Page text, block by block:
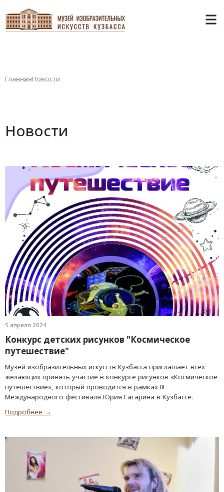
ГлавнаяНовости
Новости
5 апреля 2024
Конкурс детских рисунков "Космическое
путешествие"
Музей изобразительных искусств Кузбасса приглашает всех
желающих принять участие в конкурсе рисунков «Космическое
путешествие», который проводится в рамках III
Международного фестиваля Юрия Гагарина в Кузбассе.
Подробнее →